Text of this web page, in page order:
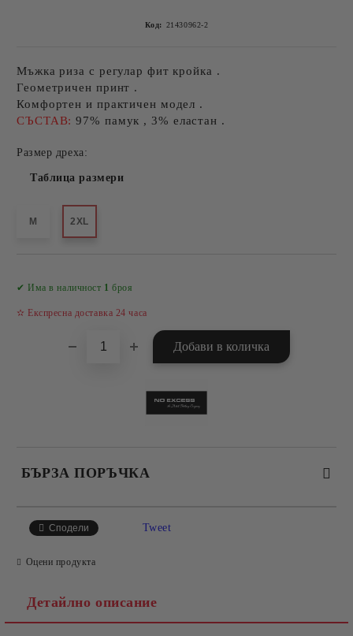
Код: 21430962-2
Мъжка риза с регулар фит кройка .
Геометричен принт .
Комфортен и практичен модел .
СЪСТАВ:97% памук , 3% еластан .
Размер дреха:
Таблица размери
M 2XL
✔ Има в наличност 1 броя
✫ Експресна доставка 24 часа
БЪРЗА ПОРЪЧКА
Сподели Tweet
Оцени продукта
Детайлно описание